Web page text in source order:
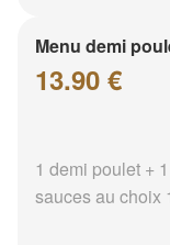
Menu demi
13.90 €
1 demi poulet +
sauces au choix